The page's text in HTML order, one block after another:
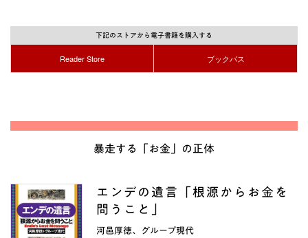
下記のストアから電子書籍を購入する
Reader Store ブックパス
暴走する「お金」の正体
エンデの遺言「根源からお金を
問うこと」
河邑厚徳、グループ現代